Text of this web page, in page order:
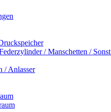
/ Manschetten /
/ Anlasser